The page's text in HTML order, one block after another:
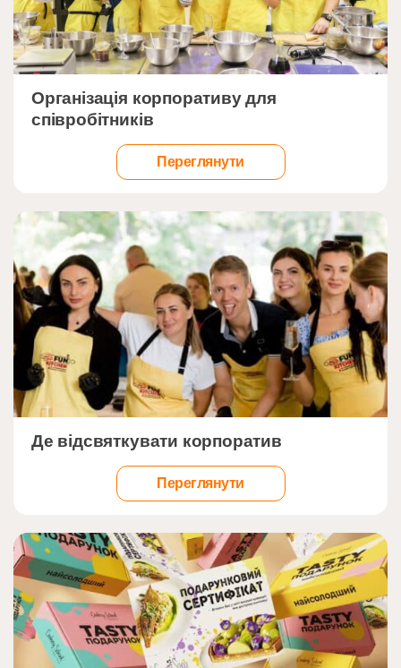
Організація корпоративу для
співробітників
Переглянути
Напишіть тут щось…
Де відсвяткувати корпоратив
Переглянути